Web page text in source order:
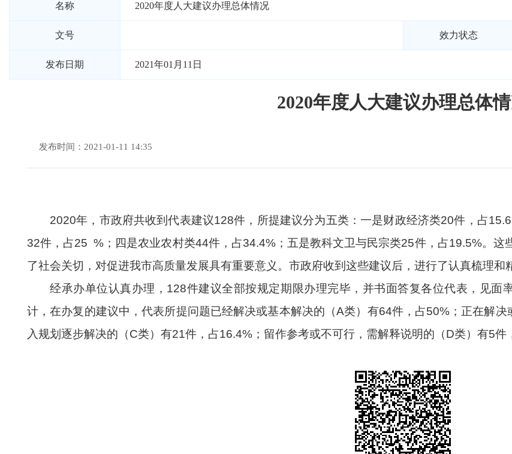
名称 2020年度人大建议办理总体情况
文号 效力状态
发布日期 2021年01月11日
2020年度人大建议办理总体
发布时间：2021-01-11 14:35
2020年 ， 市政府共收到代表建议128件 ， 所提建议分为五类：一是财政经济类20件，占15.6
32件，占25 %；四是农业农村类44件，占34.4%；五是教科文卫与民宗类25件，占19.5%。这
了社会关切 ， 对促进我市高质量发展具有重要意义。市政府收到这些建议后，进行了认真梳理和
经承办单位认真办理， 128件建议全部按规定期限办理完毕，并书面答复各位代表，见面
计，在办复的建议中，代表所提问题已经解决或基本解决的（A类）有64件，占50%；正在解决
入规划逐步解决的（C类）有21件，占16.4%； 留作参考或不可行 ，需解释说明的（D类）有5件